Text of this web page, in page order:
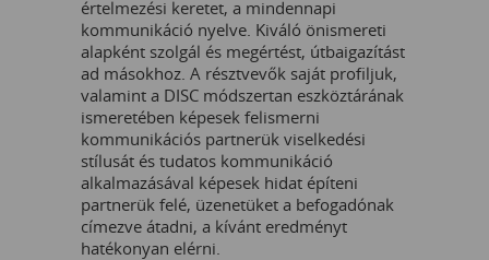
értelmezési keretet, a mindennapi
kommunikáció nyelve. Kiváló önismereti
alapként szolgál és megértést, útbaigazítást
ad másokhoz. A résztvevők saját profiljuk,
valamint a DISC módszertan eszköztárának
ismeretében képesek felismerni
kommunikációs partnerük viselkedési
stílusát és tudatos kommunikáció
alkalmazásával képesek hidat építeni
partnerük felé, üzenetüket a befogadónak
címezve átadni, a kívánt eredményt
hatékonyan elérni.